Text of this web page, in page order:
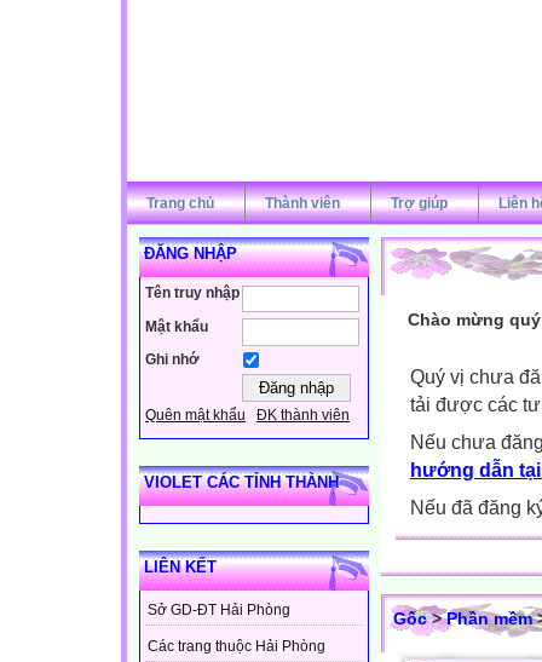
Trang chủ Thành viên Trợ giúp Liên
ĐĂNG NHẬP
Tên truy nhập
Mật khẩu
Ghi nhớ
Quên mật khẩu ĐK thành viên
VIOLET CÁC TỈNH THÀNH
LIÊN KẾT
Sở GD-ĐT Hải Phòng
Các trang thuộc Hải Phòng
Chào mừng
Quý vị chưa
tải được các
Nếu chưa
hướng dẫn
Nếu đã đăng
Gốc>Phần mềm